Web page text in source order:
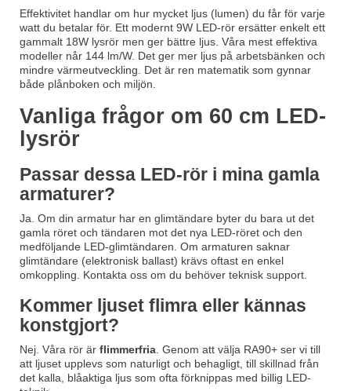
Effektivitet handlar om hur mycket ljus (lumen) du får för varje
watt du betalar för. Ett modernt 9W LED-rör ersätter enkelt ett
gammalt 18W lysrör men ger bättre ljus. Våra mest effektiva
modeller når 144 lm/W. Det ger mer ljus på arbetsbänken och
mindre värmeutveckling. Det är ren matematik som gynnar
både plånboken och miljön.
Vanliga frågor om 60 cm LED-
lysrör
Passar dessa LED-rör i mina gamla
armaturer?
Ja. Om din armatur har en glimtändare byter du bara ut det
gamla röret och tändaren mot det nya LED-röret och den
medföljande LED-glimtändaren. Om armaturen saknar
glimtändare (elektronisk ballast) krävs oftast en enkel
omkoppling. Kontakta oss om du behöver teknisk support.
Kommer ljuset flimra eller kännas
konstgjort?
Nej. Våra rör är flimmerfria . Genom att välja RA90+ ser vi till
att ljuset upplevs som naturligt och behagligt, till skillnad från
det kalla, blåaktiga ljus som ofta förknippas med billig LED-